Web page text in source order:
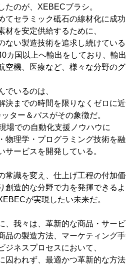
たのが、XEBECブラシ。
てセラミック砥石の線材化に成功
材を安定供給するために、
ない製造技術を追求し続けている
カ国以上へ輸出をしており、輸出
空機、医療など、様々な分野の
でいるのは、
決までの時間を限りなくゼロに近
ター＆パスがその象徴だ。
場での自動化支援ノウハウに
物理学・プログラミング技術を融
サービスを開発している。
常識を変え、仕上げ工程の付加価
創造的な分野で力を発揮できるよ
が実現したい未来だ。
、我々は、革新的な商品・サー
品の製造方法、マーケティング
ジネスプロセスにおいて、
囚われず、最適かつ革新的な方法